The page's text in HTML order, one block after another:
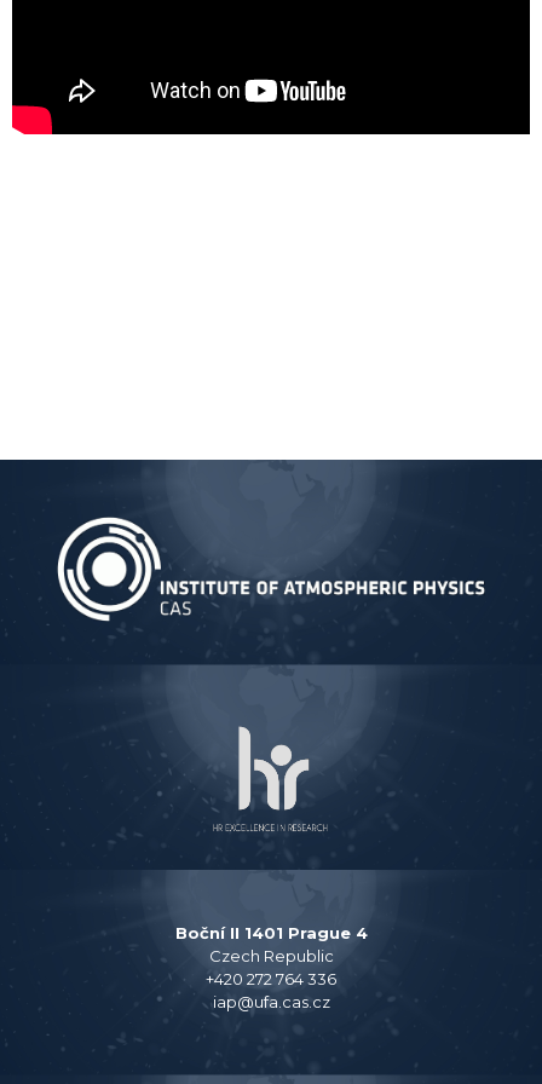
Boční II 1401 Prague 4
Czech Republic
+420 272 764 336
iap@ufa.cas.cz